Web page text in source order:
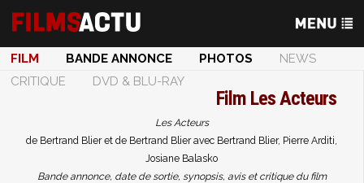
FILM BANDE ANNONCE PHOTOS
NEWS
CRITIQUE
DVD & BLU-RAY
Film Les Acteurs
Les Acteurs
de Bertrand Blier et de Bertrand Blier avec Bertrand Blier, Pierre Arditi,
Josiane Balasko
Bande annonce, date de sortie, synopsis, avis et critique du film